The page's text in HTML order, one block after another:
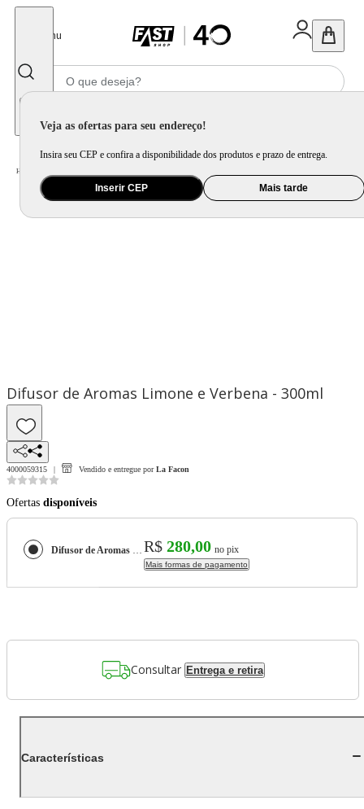
Menu
Veja as ofertas para seu endereço!
Insira seu CEP e confira a disponibilidade dos produtos e prazo de entrega.
Inserir CEP Mais tarde
Home
Difusor de Aromas Limone e Verbena - 300ml
4000059315 Vendido e entregue por La Facon
Ofertas disponíveis
Difusor de Aromas Limone e Verbena - 300ml R$ 280,00 no pix
Mais formas de pagamento
Consultar Entrega e retira
Características